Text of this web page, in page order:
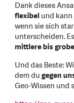
Dank dieses
flexibelund
wenn sie sich
unterscheiden.
mittlere bis
Und das Beste:
dem dugegen
Geo-Wissen und